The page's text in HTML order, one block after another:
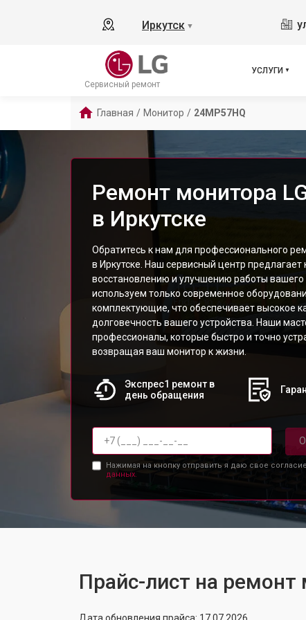
Иркутск ▼
Сервисный ремонт
УСЛУГИ
Главная / Монитор / 24MP57HQ
Ремонт монитора
в Иркутске
Обратитесь к нам для профессионального
в Иркутске. Наш сервисный центр предлагает
восстановлению и улучшению работы
используем только современное
комплектующие, что обеспечивает высокое
долговечность вашего устройства. Наши
профессионалы, которые быстро и точно
возвращая ваш монитор к жизни.
Экспрес1 ремонт в
день обращения
Нажимая на кнопку отправить я даю свое
данных.
Прайс-лист на ремонт
Дата обновления прайса: 17.07.2026